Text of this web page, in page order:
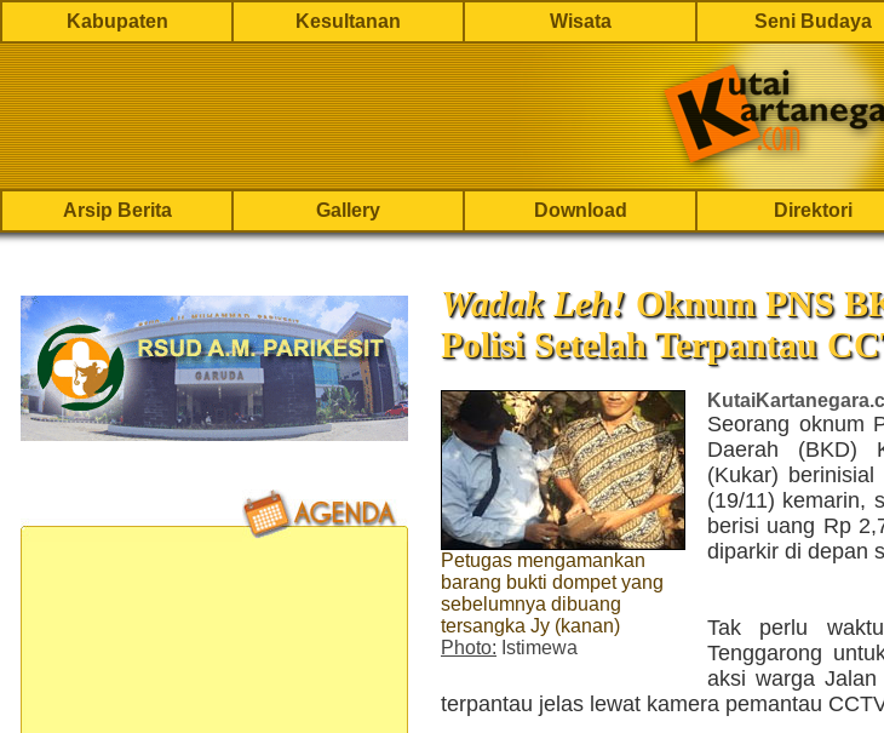
Kabupaten Kesultanan Wisata Seni Budaya
Arsip Berita Gallery Download Direktori
Wadak Leh!Oknum PNS
Polisi Setelah Terpantau
Petugas mengamankan
barang bukti dompet yang
sebelumnya dibuang
tersangka Jy (kanan)
Photo: Istimewa
Seorang oknum
Daerah (BKD)
(Kukar)
(19/11) kemarin,
berisi uang Rp
diparkir di depan
Tak perlu
Tenggarong
aksi warga
terpantau jelas lewat kamera pemantau